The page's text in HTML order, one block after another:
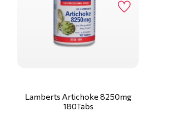
Lamberts Artichoke 8250mg
180Tabs